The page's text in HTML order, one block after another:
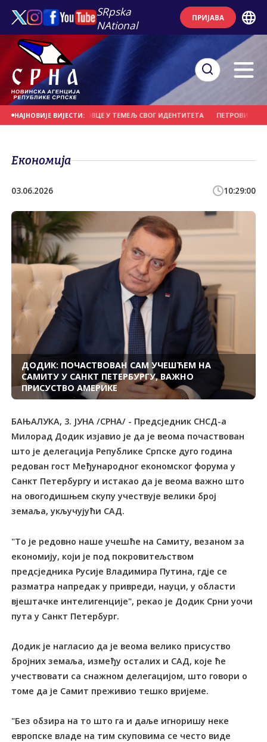
SRpska
NAtional
ПРИЈАВА
НАЈНОВИЈЕ ВИЈЕСТИ:
ДА УГРАДЕ ПРЕБИЛОВЦЕ У ТЕМЕЉ СВОГ ИДЕНТИТЕТА ПЕТРОВИЋ:
Економија
03.06.2026 10:29:00
ДОДИК: ПОЧАСТВОВАН САМ УЧЕШЋЕМ НА
САМИТУ У САНКТ ПЕТЕРБУРГУ, ВАЖНО
ПРИСУСТВО АМЕРИКЕ
БАЊАЛУКА, 3. ЈУНА /СРНА/ - Предсједник СНСД-а
Милорад Додик изјавио је да је веома почаствован
што је делегација Републике Српске дуго година
редован гост Међународног економског форума у
Санкт Петербургу и истакао да је веома важно што
на овогодишњем скупу учествује велики број
земаља, укључујући САД.
"То је редовно наше учешће на Самиту, везаном за
економију, који је под покровитељством
предсједника Русије Владимира Путина, гдје се
разматра напредак у привреди, науци, у области
вјештачке интелигенције", рекао је Додик Срни уочи
пута у Санкт Петербург.
Додик је нагласио да је веома велико присуство
бројних земаља, између осталих и САД, које ће
учествовати са снажном делегацијом, што говори о
томе да је Самит преживио тешко вријеме.
"Без обзира на то што га и даље игноришу неке
европске владе на тим скуповима се често виде